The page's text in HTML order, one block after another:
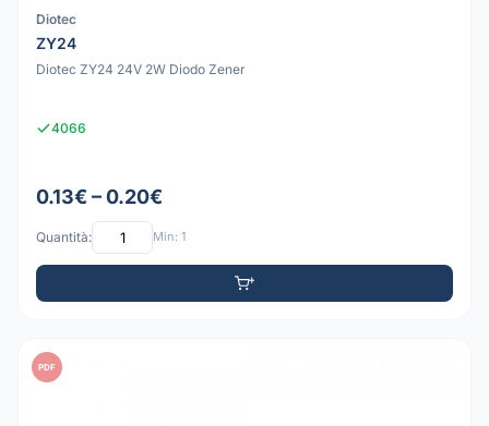
Diotec
ZY24
Diotec ZY24 24V 2W Diodo Zener
4066
0.13€ – 0.20€
Quantità: Min: 1
PDF